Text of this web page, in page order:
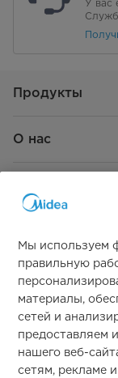
У вас
Продукты
О нас
Свяжитесь с
Мы используем
правильную
материалы,
сетей и
предоставляем
нашего веб-
сетям, рекламе